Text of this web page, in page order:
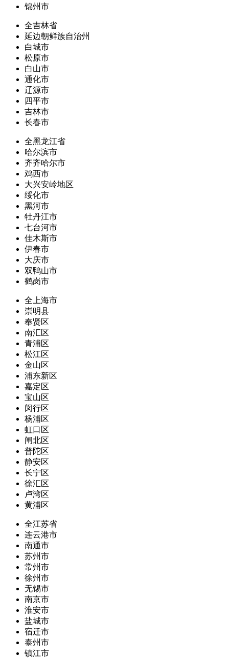
锦州市
全吉林省
延边朝鲜族自治州
白城市
松原市
白山市
通化市
辽源市
四平市
吉林市
长春市
全黑龙江省
哈尔滨市
齐齐哈尔市
鸡西市
大兴安岭地区
绥化市
黑河市
牡丹江市
七台河市
佳木斯市
伊春市
大庆市
双鸭山市
鹤岗市
全上海市
崇明县
奉贤区
南汇区
青浦区
松江区
金山区
浦东新区
嘉定区
宝山区
闵行区
杨浦区
虹口区
闸北区
普陀区
静安区
长宁区
徐汇区
卢湾区
黄浦区
全江苏省
连云港市
南通市
苏州市
常州市
徐州市
无锡市
南京市
淮安市
盐城市
宿迁市
泰州市
镇江市